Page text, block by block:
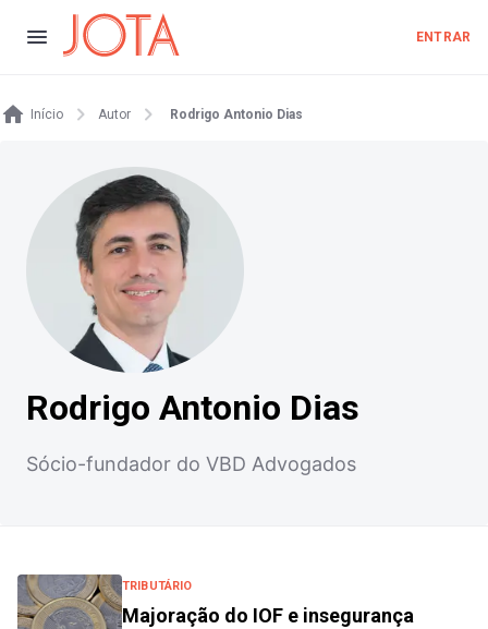
ENTRAR
Início Autor Rodrigo Antonio Dias
Rodrigo Antonio Dias
Sócio-fundador do VBD Advogados
TRIBUTÁRIO
Majoração do IOF e insegurança